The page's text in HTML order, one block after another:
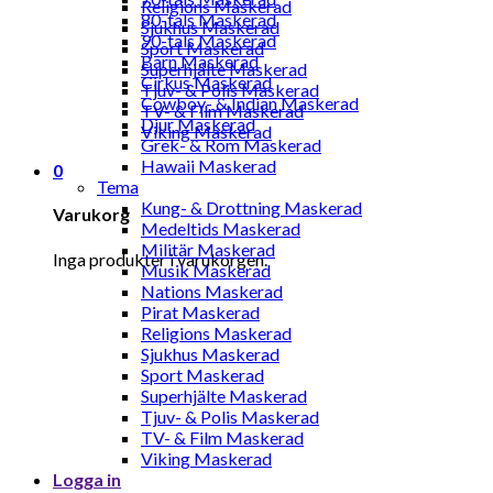
Religions Maskerad
Sjukhus Maskerad
Sport Maskerad
Superhjälte Maskerad
Tjuv- & Polis Maskerad
TV- & Film Maskerad
Viking Maskerad
0
Varukorg
Inga produkter i varukorgen.
80-tals Maskerad
90-tals Maskerad
Barn Maskerad
Cirkus Maskerad
Cowboy- & Indian Maskerad
Djur Maskerad
Grek- & Rom Maskerad
Hawaii Maskerad
Tema
Kung- & Drottning Maskerad
Medeltids Maskerad
Militär Maskerad
Musik Maskerad
Nations Maskerad
Pirat Maskerad
Religions Maskerad
Sjukhus Maskerad
Sport Maskerad
Superhjälte Maskerad
Tjuv- & Polis Maskerad
TV- & Film Maskerad
Viking Maskerad
Logga in